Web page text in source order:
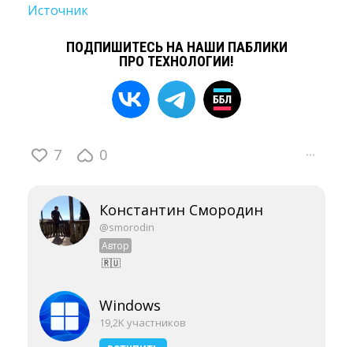
Источник
ПОДПИШИТЕСЬ НА НАШИ ПАБЛИКИ
ПРО ТЕХНОЛОГИИ!
7 0 ···
Константин Смородин
@smorodin
Автор
🇷🇺
Windows
19,2K участников